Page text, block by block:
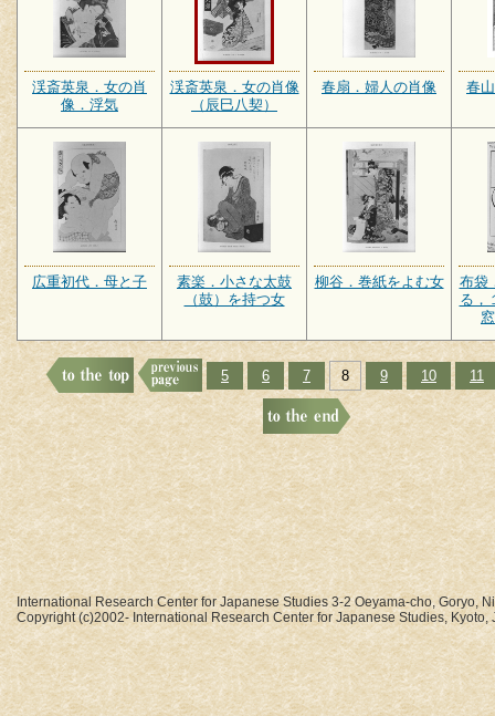
渓斎英泉．女の肖
像．浮気
渓斎英泉．女の肖像
（辰巳八契）
春扇．婦人の肖像 春
広重初代．母と子
素楽．小さな太鼓
（鼓）を持つ女
柳谷．巻紙をよむ女
布袋
る，
5 6 7 8 9 10 11
International Research Center for Japanese Studies 3-2 Oeyama-cho, Goryo,
Copyright (c)2002- International Research Center for Japanese Studies, Kyoto,